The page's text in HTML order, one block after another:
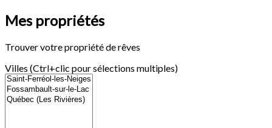
Mes propriétés
Trouver votre propriété de rêves
Villes (Ctrl+clic pour sélections multiples)